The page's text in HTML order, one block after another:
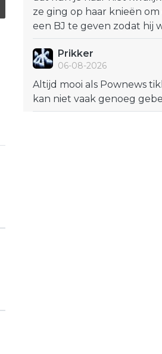
ze ging op haar knieën om
een BJ te geven zodat hij
Prikker
06-08-2026
Altijd mooi als Pownews
kan niet vaak genoeg